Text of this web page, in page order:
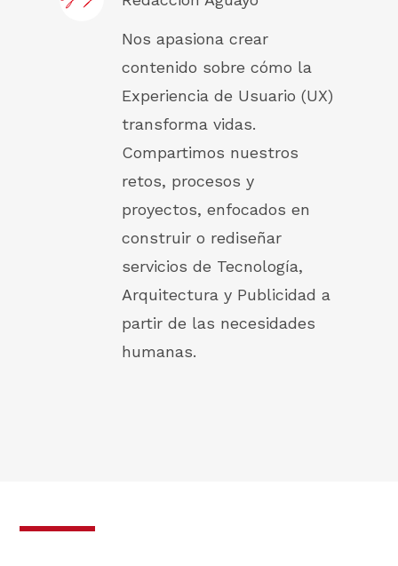
Nos apasiona crear
contenido sobre cómo la
Experiencia de Usuario (UX)
transforma vidas.
Compartimos nuestros
retos, procesos y
proyectos, enfocados en
construir o rediseñar
servicios de Tecnología,
Arquitectura y Publicidad a
partir de las necesidades
humanas.